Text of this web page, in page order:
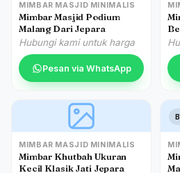
MIMBAR MASJID MINIMALIS
Mimbar Masjid Podium
Malang Dari Jepara
Hubungi kami untuk harga
Pesan via WhatsApp
MIMBAR MASJID MINIMALIS
Mimbar Khutbah Ukuran
Kecil Klasik Jati Jepara